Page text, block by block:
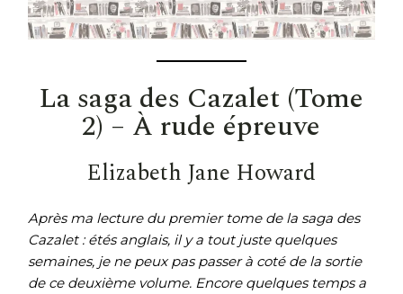
La saga des Cazalet (Tome
2) – À rude épreuve
Elizabeth Jane Howard
Après ma lecture du premier tome de la saga des
Cazalet : étés anglais, il y a tout juste quelques
semaines, je ne peux pas passer à coté de la sortie
de ce deuxième volume. Encore quelques temps a